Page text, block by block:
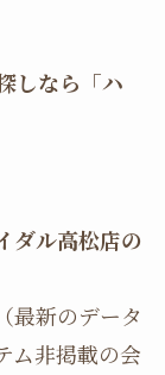
しなら「ハ
ダル高松店の
最新のデータ
ム非掲載の会